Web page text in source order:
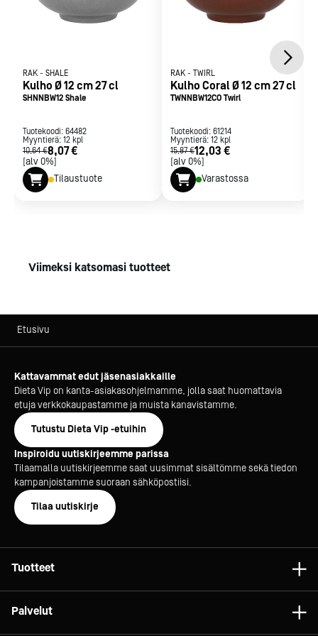
RAK - SHALE
Kulho Ø 12 cm 27 cl
SHNNBW12 Shale
Tuotekoodi: 64482
Myyntierä: 12 kpl
10,64 €8,07 €
[alv 0%]
Tilaustuote
RAK - TWIRL
Kulho Coral Ø 12 cm 27 cl
TWNNBW12CO Twirl
Tuotekoodi: 61214
Myyntierä: 12 kpl
15,87 €12,03 €
[alv 0%]
Varastossa
Viimeksi katsomasi tuotteet
Etusivu
Kattavammat edut jäsenasiakkaille
Dieta Vip on kanta-asiakasohjelmamme, jolla saat huomattavia
etuja verkkokaupastamme ja muista kanavistamme.
Tutustu Dieta Vip -etuihin
Inspiroidu uutiskirjeemme parissa
Tilaamalla uutiskirjeemme saat uusimmat sisältömme sekä tiedon
kampanjoistamme suoraan sähköpostiisi.
Tilaa uutiskirje
Tuotteet
Palvelut